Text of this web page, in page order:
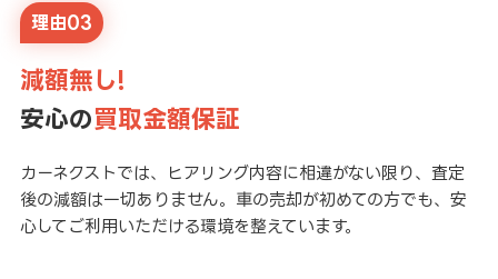
理由03
減額無し!
安心の買取金額保証
カーネクストでは、ヒアリング内容に相違がない限り、査定
後の減額は一切ありません。車の売却が初めての方でも、安
心してご利用いただける環境を整えています。